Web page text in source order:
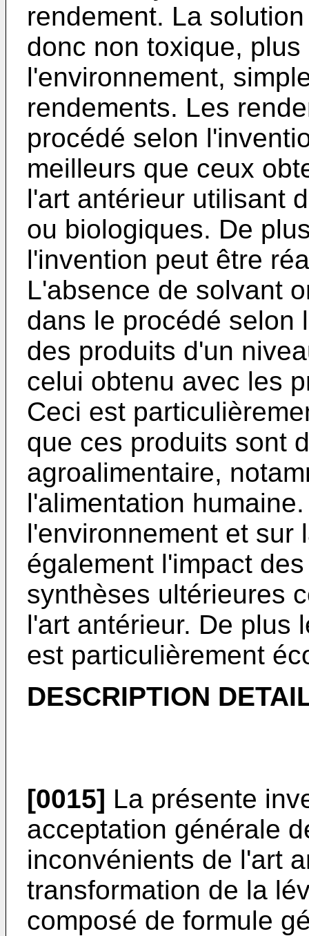
rendement. La
donc non toxique,
l'environnement,
rendements. Les
procédé selon
meilleurs que ceux
l'art antérieur utilisant
ou biologiques. De
l'invention peut être
L'absence de solvant
dans le procédé selon
des produits d'un
celui obtenu avec les
Ceci est
que ces produits sont
agroalimentaire,
l'alimentation
l'environnement et sur
également l'impact
synthèses ultérieures
l'art antérieur. De plus
est particulièrement
DESCRIPTION
[0015] La présente
acceptation générale
inconvénients de l'art
transformation de la
composé de formule